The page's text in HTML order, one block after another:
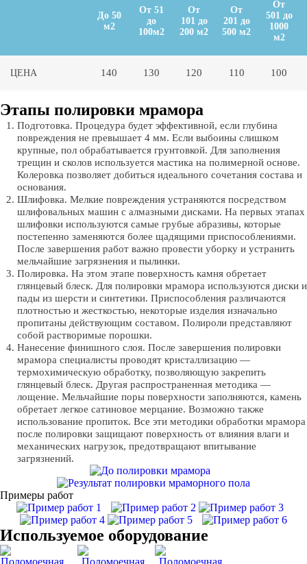
До 50
м2
От 51
до
100м2
От
101 до
200 м2
От
201 до
500 м2
От
501 до
1000
м2
ЦЕНА 140 130 120 110 100
Этапы полировки мрамора
Подготовка. Процедура будет эффективной, если глубина
повреждения не превышает 4 мм. Если выбоины слишком
крупные, пол обрабатывается грунтовкой. Для заполнения
трещин и сколов используется мастика на полимерной основе.
Колеровка позволяет добиться идеального сочетания состава и
основания.
Шлифовка. Мелкие повреждения устраняются посредством
шлифовальных машин с алмазными дисками. На первых этапах
шлифовки используются самые грубые абразивы, которые
постепенно заменяются более щадящими приспособлениями.
После завершения работ важно провести уборку и устранить
мельчайшие загрязнения и пылинки.
Полировка. На этом этапе поверхность камня обретает
глянцевый блеск. Для полировки мрамора используются диски и
пады из шерсти и синтетики. Приспособления различаются
плотностью и жесткостью, некоторые изделия изначально
пропитаны действующим составом. Полироли представляют
собой растворимые порошки.
Нанесение финишного слоя. После завершения полировки
мрамора специалисты проводят кристаллизацию —
термохимическую обработку, позволяющую закрепить
глянцевый блеск. Другая распространенная методика —
лощение. Мельчайшие поры поверхности заполняются, камень
обретает легкое сатиновое мерцание. Возможно также
использование пропиток. Все эти методики обработки мрамора
после полировки защищают поверхность от влияния влаги и
механических нагрузок, предотвращают впитывание
загрязнений.
Примеры работ
Используемое оборудование